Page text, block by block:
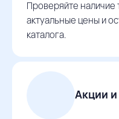
Проверяйте
актуальные цены и
каталога.
Акции